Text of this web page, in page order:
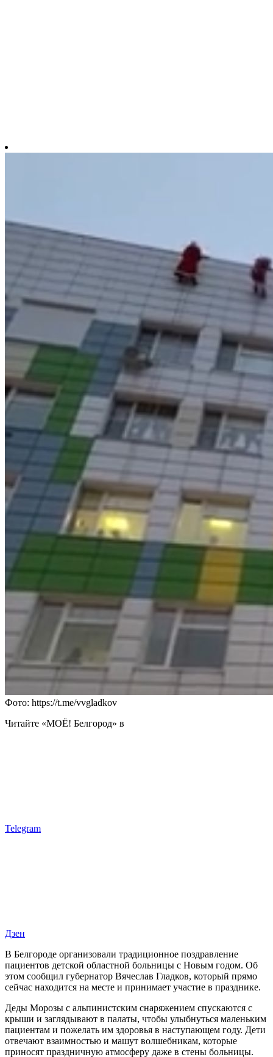
Фото: https://t.me/vvgladkov
Читайте «МОЁ! Белгород» в
Telegram
Дзен
В Белгороде организовали традиционное поздравление
пациентов детской областной больницы с Новым годом. Об
этом сообщил губернатор Вячеслав Гладков, который прямо
сейчас находится на месте и принимает участие в празднике.
Деды Морозы с альпинистским снаряжением спускаются с
крыши и заглядывают в палаты, чтобы улыбнуться маленьким
пациентам и пожелать им здоровья в наступающем году. Дети
отвечают взаимностью и машут волшебникам, которые
приносят праздничную атмосферу даже в стены больницы.